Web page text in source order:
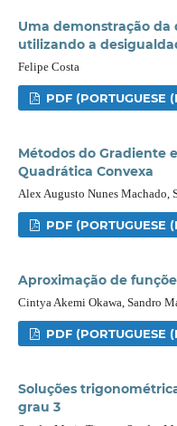
Uma demonstração
utilizando a
Felipe Costa
PDF (PORTUGUESE
Métodos do Gradiente
Quadrática Convexa
Alex Augusto Nunes Machado,
PDF (PORTUGUESE
Aproximação de
Cintya Akemi Okawa, Sandro
PDF (PORTUGUESE
Soluções
grau 3